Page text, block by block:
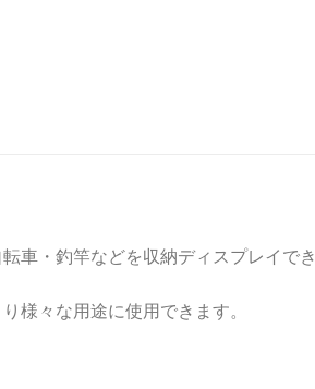
車・釣竿などを収納ディスプレイでき
様々な用途に使用できます。